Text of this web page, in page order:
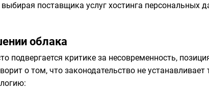
поставщика услуг хостинга персональных
облака
подвергается критике за несовременность,
о том, что законодательство не